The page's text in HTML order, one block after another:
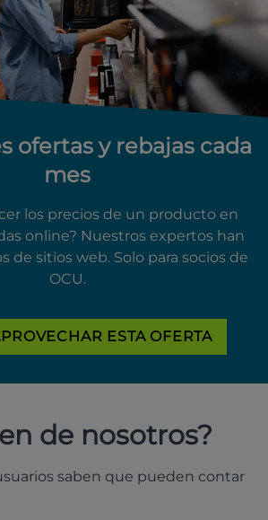
ofertas y rebajas cada
mes
los precios de un producto en
online? Nuestros expertos han
de sitios web. Solo para socios de
OCU.
ESTA OFERTA
de nosotros?
saben que pueden contar